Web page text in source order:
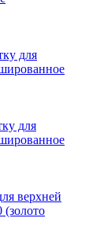
для
для
верхней